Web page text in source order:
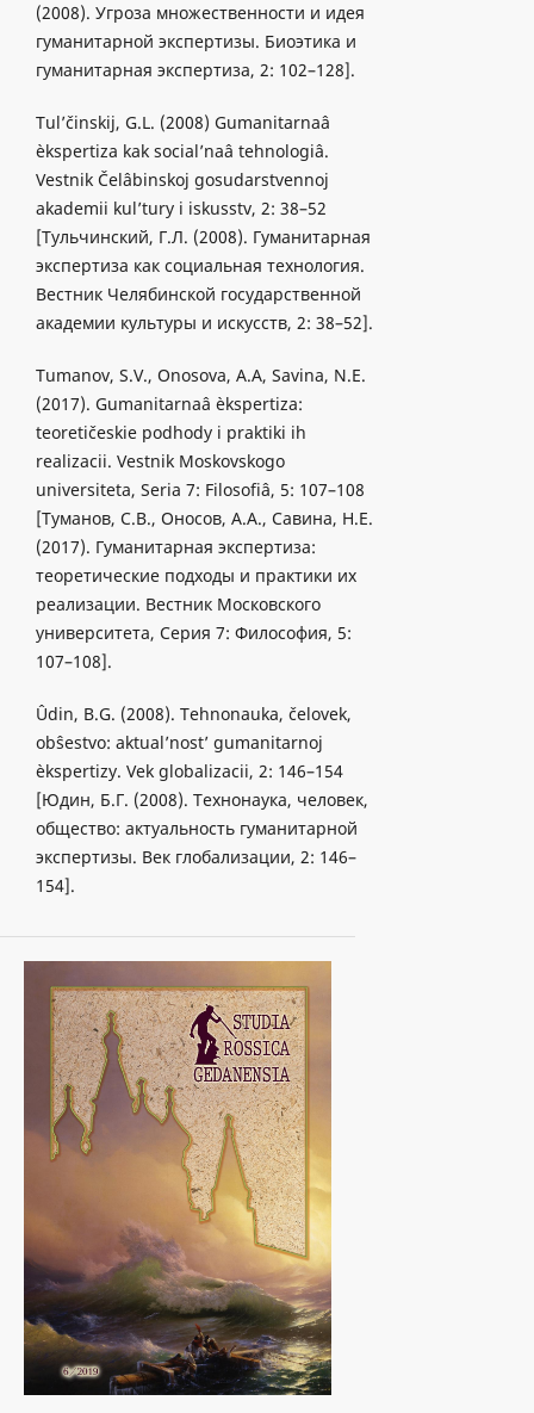
(2008). Угроза множественности и идея
гуманитарной экспертизы. Биоэтика и
гуманитарная экспертиза, 2: 102–128].
Tul’činskij, G.L. (2008) Gumanitarnaâ
èkspertiza kak social’naâ tehnologiâ.
Vestnik Čelâbinskoj gosudarstvennoj
akademii kul’tury i iskusstv, 2: 38–52
[Тульчинский, Г.Л. (2008). Гуманитарная
экспертиза как социальная технология.
Вестник Челябинской государственной
академии культуры и искусств, 2: 38–52].
Tumanov, S.V., Onosova, A.А, Savina, N.E.
(2017). Gumanitarnaâ èkspertiza:
teoretičeskie podhody i praktiki ih
realizacii. Vestnik Moskovskogo
universiteta, Seria 7: Filosofiâ, 5: 107–108
[Туманов, С.В., Оносов, А.А., Савина, Н.Е.
(2017). Гуманитарная экспертиза:
теоретические подходы и практики их
реализации. Вестник Московского
университета, Серия 7: Философия, 5:
107–108].
Ûdin, B.G. (2008). Tehnonauka, čelovek,
obŝestvo: aktual’nost’ gumanitarnoj
èkspertizy. Vek globalizacii, 2: 146–154
[Юдин, Б.Г. (2008). Технонаука, человек,
общество: актуальность гуманитарной
экспертизы. Век глобализации, 2: 146–
154].